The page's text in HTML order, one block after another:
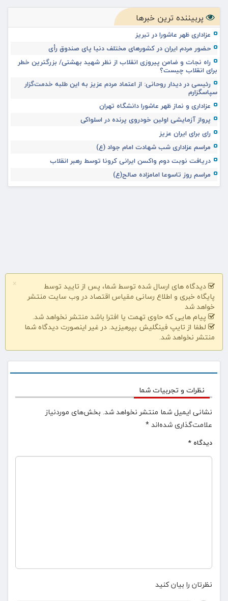
پربیننده ترین خبرها
عزاداری ظهر عاشورا در تبریز
حضور مردم ایران در کشورهای مختلف دنیا پای صندوق رأی
راه نجات و ضامن پیروزی انقلاب از نظر شهید بهشتی/ بزرگترین خطر
برای انقلاب چیست؟
رئیسی در دیدار روحانی: از اعتماد مردم عزیز به این طلبه خدمت‌گزار
سپاسگزارم
عزاداری و نماز ظهر عاشورا دانشگاه تهران
پرواز آزمایشی اولین خودروی پرنده در اسلواکی
رای برای ایران عزیز
مراسم عزاداری شب شهادت امام جواد (ع)
دریافت نوبت دوم واکسن ایرانی کرونا توسط رهبر انقلاب
مراسم روز تاسوعا امامزاده صالح(ع)
×
دیدگاه های ارسال شده توسط شما، پس از تایید توسط
پایگاه خبری و اطلاع رسانی مقیاس اقتصاد در وب سایت منتشر
خواهد شد
پیام هایی که حاوی تهمت یا افترا باشد منتشر نخواهد شد.
لطفا از تایپ فینگلیش بپرهیزید. در غیر اینصورت دیدگاه شما
منتشر نخواهد شد.
نظرات و تجربیات شما
نشانی ایمیل شما منتشر نخواهد شد. بخش‌های موردنیاز
علامت‌گذاری شده‌اند*
دیدگاه *
نظرتان را بیان کنید